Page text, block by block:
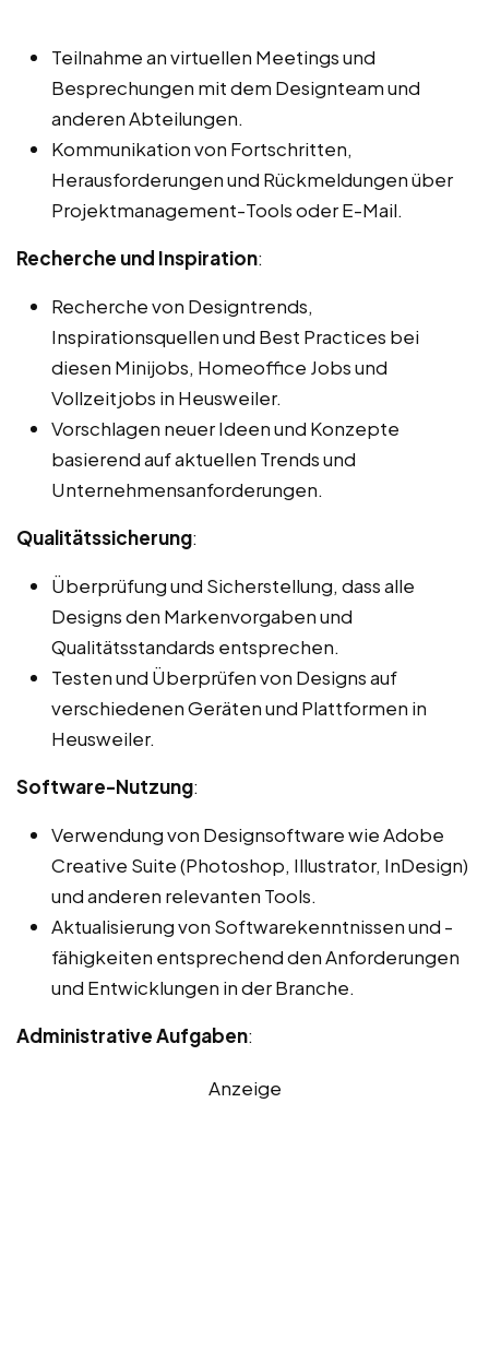
Teilnahme an virtuellen Meetings und
Besprechungen mit dem Designteam und
anderen Abteilungen.
Kommunikation von Fortschritten,
Herausforderungen und Rückmeldungen über
Projektmanagement-Tools oder E-Mail.
Recherche und Inspiration:
Recherche von Designtrends,
Inspirationsquellen und Best Practices bei
diesen Minijobs, Homeoffice Jobs und
Vollzeitjobs in Heusweiler.
Vorschlagen neuer Ideen und Konzepte
basierend auf aktuellen Trends und
Unternehmensanforderungen.
Qualitätssicherung:
Überprüfung und Sicherstellung, dass alle
Designs den Markenvorgaben und
Qualitätsstandards entsprechen.
Testen und Überprüfen von Designs auf
verschiedenen Geräten und Plattformen in
Heusweiler.
Software-Nutzung:
Verwendung von Designsoftware wie Adobe
Creative Suite (Photoshop, Illustrator, InDesign)
und anderen relevanten Tools.
Aktualisierung von Softwarekenntnissen und -
fähigkeiten entsprechend den Anforderungen
und Entwicklungen in der Branche.
Administrative Aufgaben:
Anzeige